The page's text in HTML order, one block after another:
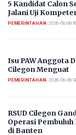
5 Kandidat Calon
Jalani Uji
PEMERINTAHAN• 2026-08-06
Isu PAW Anggota
Cilegon Menguat
PEMERINTAHAN• 2026-08-06
RSUD Cilegon
Operasi
di Banten